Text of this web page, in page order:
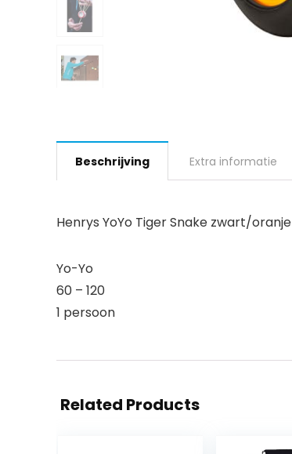
Beschrijving Extra informatie
Henrys YoYo Tiger Snake zwart/oranje
Yo-Yo
60 – 120
1 persoon
Related Products